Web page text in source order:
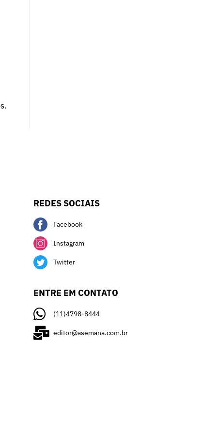
REDES SOCIAIS
Facebook
Instagram
Twitter
ENTRE EM CONTATO
(11)4798-8444
editor@asemana.com.br